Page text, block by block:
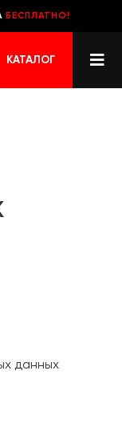
БЕСПЛАТНО!
КАТАЛОГ
данных